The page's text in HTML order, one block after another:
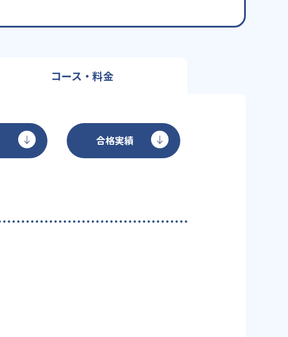
コース・料金
合格実績